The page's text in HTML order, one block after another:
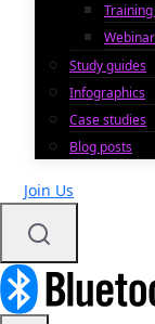
Study guides
Infographics
Case studies
Blog posts
Join Us